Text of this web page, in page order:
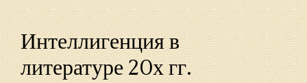
Интеллигенция в
литературе 20х гг.